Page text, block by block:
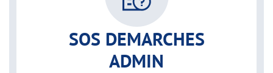
SOS DEMARCHES
ADMIN